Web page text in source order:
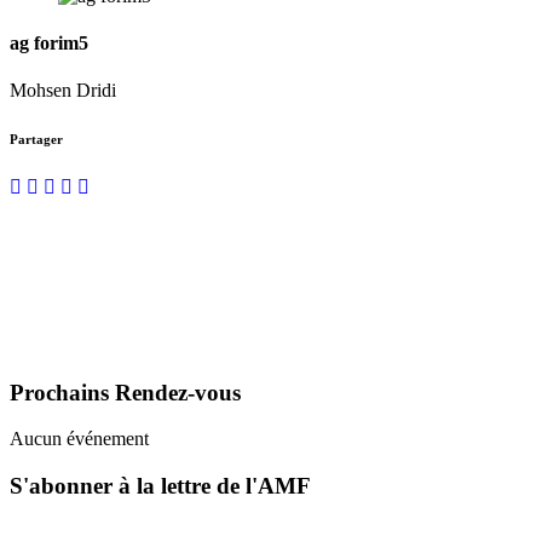
ag forim5
Mohsen Dridi
Partager
Prochains Rendez-vous
Aucun événement
S'abonner à la lettre de l'AMF